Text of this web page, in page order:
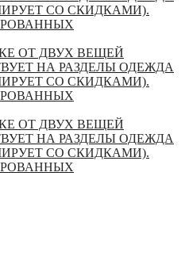
СО СКИДКАМИ).
ОТ ДВУХ ВЕЩЕЙ
НА РАЗДЕЛЫ ОДЕЖДА
СО СКИДКАМИ).
ОТ ДВУХ ВЕЩЕЙ
НА РАЗДЕЛЫ ОДЕЖДА
СО СКИДКАМИ).